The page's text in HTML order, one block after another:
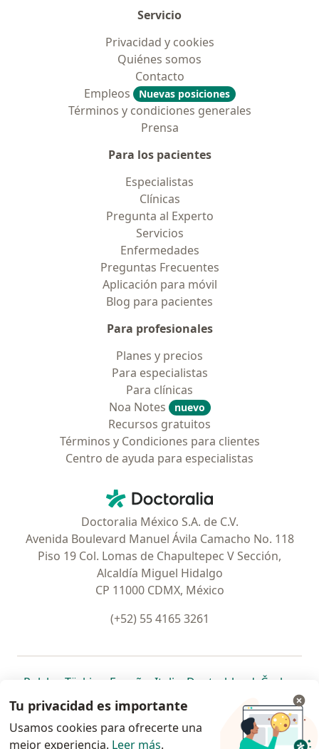
Servicio
Privacidad y cookies
Quiénes somos
Contacto
Empleos
Nuevas posiciones
Términos y condiciones generales
Prensa
Para los pacientes
Especialistas
Clínicas
Pregunta al Experto
Servicios
Enfermedades
Preguntas Frecuentes
Aplicación para móvil
Blog para pacientes
Para profesionales
Planes y precios
Para especialistas
Para clínicas
Noa Notes
nuevo
Recursos gratuitos
Términos y Condiciones para clientes
Centro de ayuda para especialistas
Doctoralia - Página de inicio
Doctoralia México S.A. de C.V.
Avenida Boulevard Manuel Ávila Camacho No. 118
Piso 19 Col. Lomas de Chapultepec V Sección,
Alcaldía Miguel Hidalgo
CP 11000 CDMX, México
(+52) 55 4165 3261
Polska se abre en una nueva pestaña
Türkiye se abre en una nueva pestaña
España se abre en una nueva pestaña
Italia se abre en una nueva
Deutschlandse abre en
Česko
Portugal
se abre en una nueva pestaña
México se abre en una nueva pestaña
Chile se abre en una nueva pestaña
Brasil se abre en una nueva
se abre en
se
se abre en una nueva
www.doctoralia.com.mx © 2026 - Encuentra tu
Tu privacidad es importante
Usamos cookies para ofrecerte una
mejor experiencia. Leer más.